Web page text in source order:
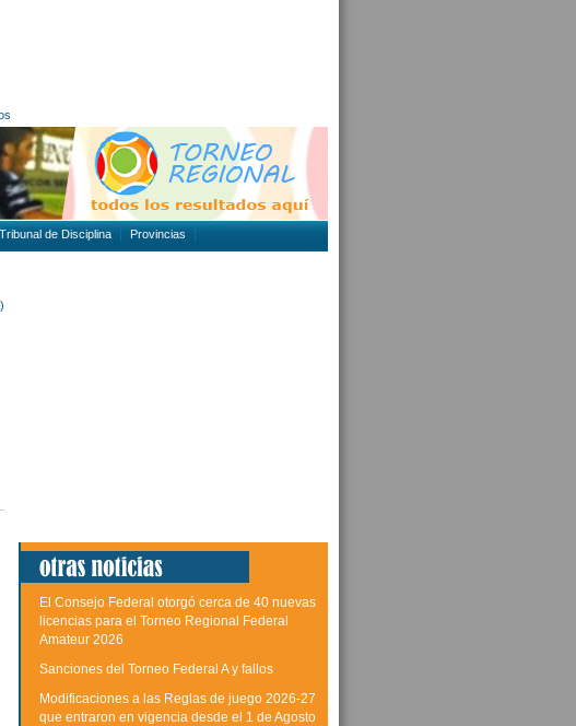
Tribunal de Disciplina Provincias
El Consejo Federal otorgó cerca de 40 nuevas
licencias para el Torneo Regional Federal
Amateur 2026
Sanciones del Torneo Federal A y fallos
Modificaciones a las Reglas de juego 2026-27
que entraron en vigencia desde el 1 de Agosto